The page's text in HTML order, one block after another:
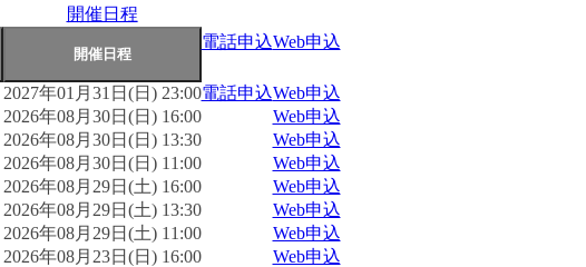
開催日程
電話申込Web申込
2027年01月31日(日) 23:00電話申込Web申込
2026年08月30日(日) 16:00
Web申込
2026年08月30日(日) 13:30
Web申込
2026年08月30日(日) 11:00
Web申込
2026年08月29日(土) 16:00
Web申込
2026年08月29日(土) 13:30
Web申込
2026年08月29日(土) 11:00
Web申込
2026年08月23日(日) 16:00
Web申込